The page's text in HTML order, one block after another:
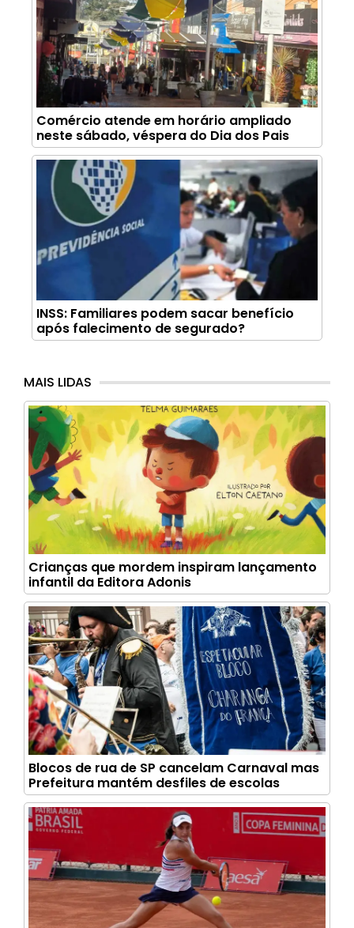
Comércio atende em horário ampliado
neste sábado, véspera do Dia dos Pais
INSS: Familiares podem sacar benefício
após falecimento de segurado?
MAIS LIDAS
Crianças que mordem inspiram lançamento
infantil da Editora Adonis
Blocos de rua de SP cancelam Carnaval mas
Prefeitura mantém desfiles de escolas